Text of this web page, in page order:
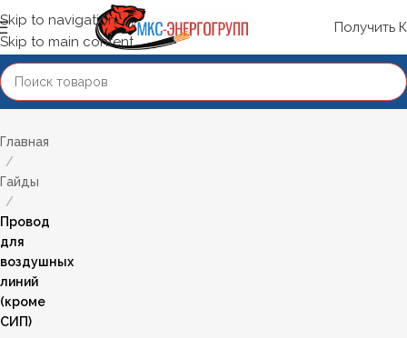
Skip to navigation
Skip to main content
Получить
Главная
/
Гайды
/
Провод
для
воздушных
линий
(кроме
СИП)